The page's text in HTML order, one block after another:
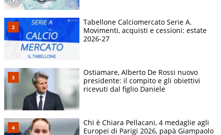
Tabellone Calciomercato Serie A.
Movimenti, acquisti e cessioni: estate
2026-27
Ostiamare, Alberto De Rossi nuovo
presidente: il compito e gli obiettivi
ricevuti dal figlio Daniele
Chi è Chiara Pellacani, 4 medaglie agli
Europei di Parigi 2026, papà Giampaolo